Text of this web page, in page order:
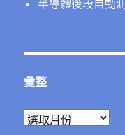
半導體後段⾃動
彙整
彙